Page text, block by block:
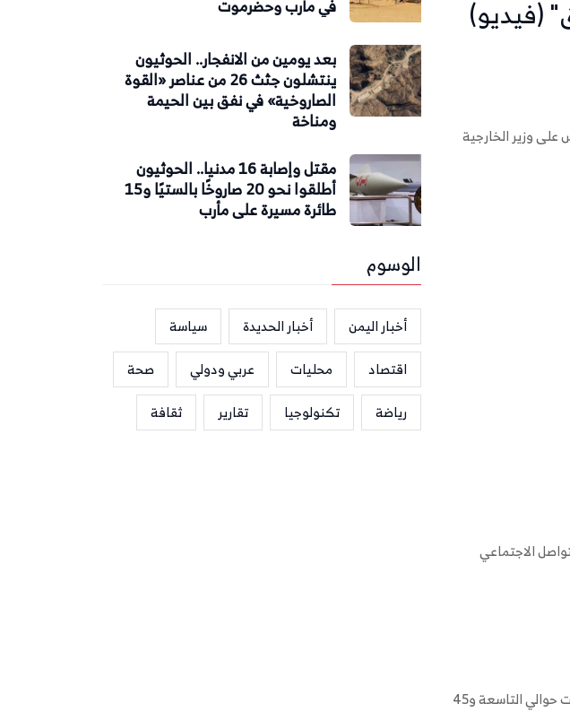
(فيديو)
أمام البرلمان الأربعاء 27 مايو 2020، غلب النعاس على وزير الخارجية
الاجتماعي
وما زاد الطين بلة، أن "غفوة ظريف" جاءت في أول الجلسة، حيث أشار البعض إلى أن الساعة حينها كانت حوالي التاسعة و45
في مأرب وحضرموت
بعد يومين من الانفجار.. الحوثيون
ينتشلون جثث 26 من عناصر «القوة
الصاروخية» في نفق بين الحيمة
ومناخة
مقتل وإصابة 16 مدنيا.. الحوثيون
أطلقوا نحو 20 صاروخًا بالستيًا و15
طائرة مسيرة على مأرب
الوسوم
أخبار اليمن أخبار الحديدة
سياسة
اقتصاد
محليات عربي ودولي
صحة
رياضة
تكنولوجيا تقارير ثقافة